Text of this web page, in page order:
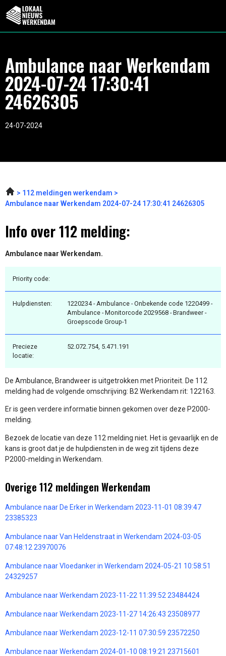
Ambulance naar Werkendam
2024-07-24 17:30:41
24626305
24-07-2024
112 meldingen werkendam
Ambulance naar Werkendam 2024-07-24 17:30:41 24626305
Info over 112 melding:
Ambulance naar Werkendam.
Priority code:
Hulpdiensten:
1220234 - Ambulance - Onbekende code 1220499 -
Ambulance - Monitorcode 2029568 - Brandweer -
Groepscode Group-1
Precieze
locatie:
52.072.754, 5.471.191
De Ambulance, Brandweer is uitgetrokken met Prioriteit. De 112
melding had de volgende omschrijving: B2 Werkendam rit: 122163.
Er is geen verdere informatie binnen gekomen over deze P2000-
melding.
Bezoek de locatie van deze 112 melding niet. Het is gevaarlijk en de
kans is groot dat je de hulpdiensten in de weg zit tijdens deze
P2000-melding in Werkendam.
Overige 112 meldingen Werkendam
Ambulance naar De Erker in Werkendam 2023-11-01 08:39:47
23385323
Ambulance naar Van Heldenstraat in Werkendam 2024-03-05
07:48:12 23970076
Ambulance naar Vloedanker in Werkendam 2024-05-21 10:58:51
24329257
Ambulance naar Werkendam 2023-11-22 11:39:52 23484424
Ambulance naar Werkendam 2023-11-27 14:26:43 23508977
Ambulance naar Werkendam 2023-12-11 07:30:59 23572250
Ambulance naar Werkendam 2024-01-10 08:19:21 23715601